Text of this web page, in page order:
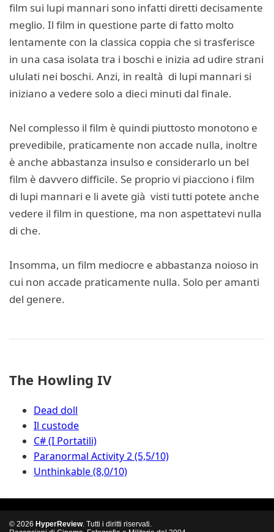
film sui lupi mannari sono infatti diretti decisamente
meglio. Il film in questione parte di fatto molto
lentamente con la classica coppia che si trasferisce
in una casa isolata tra i boschi e inizia ad udire strani
ululati nei boschi. Anzi, in realtà di lupi mannari si
iniziano a vedere solo a dieci minuti dal finale.
Nel complesso il film è quindi piuttosto monotono e
prevedibile, praticamente non accade nulla, inoltre
è anche abbastanza insulso e considerarlo un bel
film è davvero difficile. Se proprio vi piacciono i film
di lupi mannari e li avete già visti tutti potete anche
vedere il film in questione, ma non aspettatevi nulla
di che.
Insomma, un film mediocre e abbastanza noioso in
cui non accade praticamente nulla. Solo per amanti
del genere.
The Howling IV
Dead doll
Il custode
C# (I Portatili)
Paranormal Activity 2 (5,5/10)
Unthinkable (8,0/10)
© 2026 HyperReview. Tutti i diritti riservati.